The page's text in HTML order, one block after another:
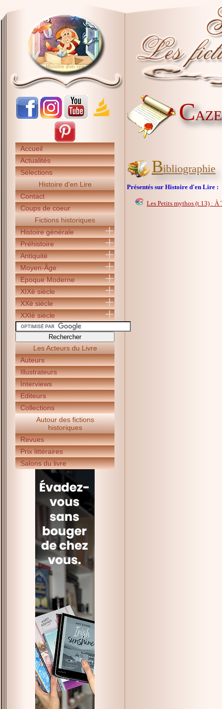
Accueil
Actualités
Sélections
Histoire d'en Lire
Contact
Coups de coeur
Fictions historiques
Histoire générale
Préhistoire
Antiquité
Moyen-Âge
Epoque Moderne
XIXè siècle
XXè siècle
XXIè siècle
Les Acteurs du Livre
Auteurs
Illustrateurs
Interviews
Editeurs
Collections
Autour des fictions
historiques
Revues
Prix littéraires
Salons du livre
C
Bibliographie
Présentés sur Histoire d'en Lire :
Les Petits mythos (t.13) : À